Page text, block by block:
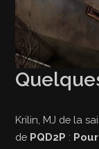
Krilin, MJ de la
de PQD2P :